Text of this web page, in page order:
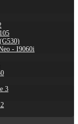
- I9060i
3